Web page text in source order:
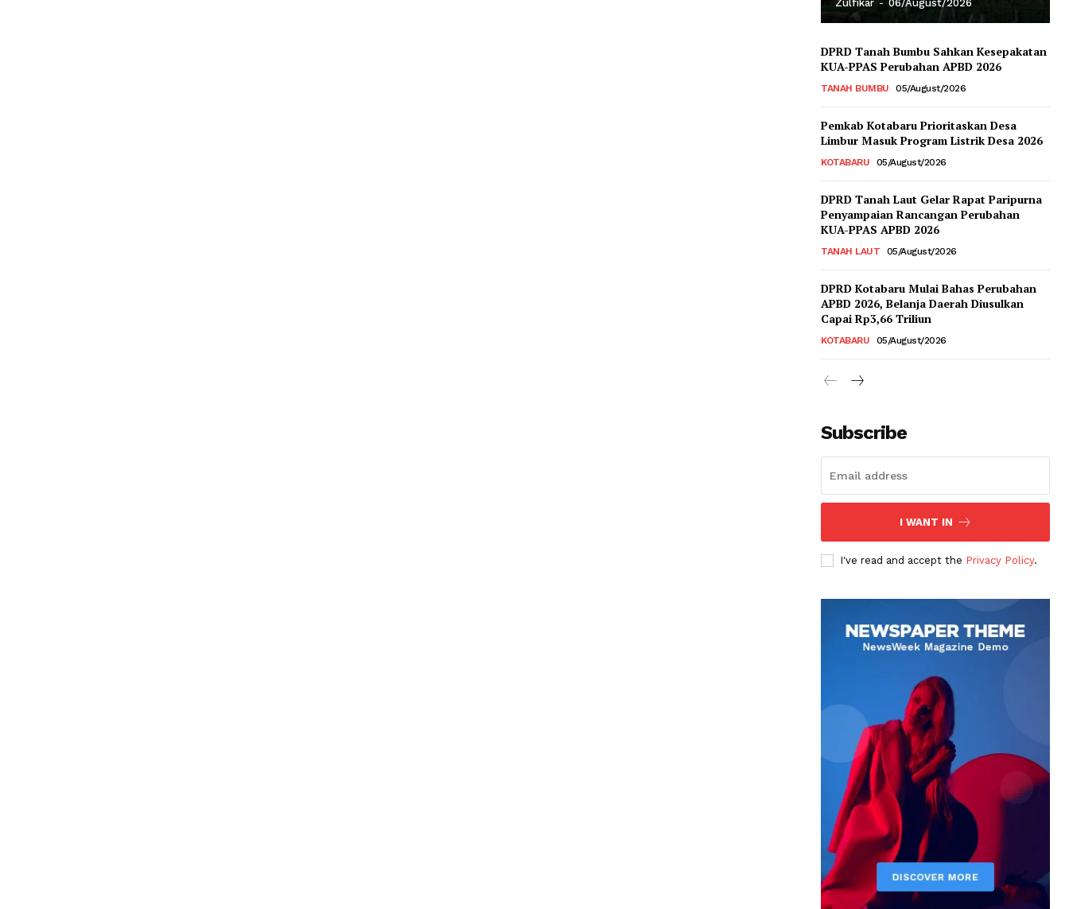
Zulfikar - 06/August/2026
DPRD Tanah Bumbu Sahkan Kesepakatan
KUA-PPAS Perubahan APBD 2026
TANAH BUMBU 05/August/2026
Pemkab Kotabaru Prioritaskan Desa
Limbur Masuk Program Listrik Desa 2026
KOTABARU 05/August/2026
DPRD Tanah Laut Gelar Rapat Paripurna
Penyampaian Rancangan Perubahan
KUA-PPAS APBD 2026
TANAH LAUT 05/August/2026
DPRD Kotabaru Mulai Bahas Perubahan
APBD 2026, Belanja Daerah Diusulkan
Capai Rp3,66 Triliun
KOTABARU 05/August/2026
Subscribe
I WANT IN
I've read and accept the Privacy Policy.